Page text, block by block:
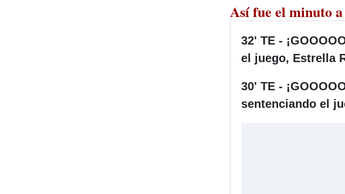
Así fue el minuto
32' TE -
el juego, Estrella
30' TE -
sentenciando el